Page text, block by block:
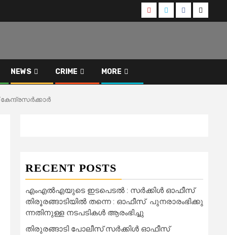
YoutubeInstagram
Facebook
Twitter
NEWS CRIME MORE
RECENT POSTS
എംഎൽഎയുടെ ഇടപെടൽ : സര്‍ക്കിള്‍ ഓഫീസ്
തിരൂരങ്ങാടിയിൽ തന്നെ : ഓഫീസ് പുനരാരംഭിക്കു
ന്നതിനുള്ള നടപടികൾ ആരംഭിച്ചു
തിരുരങ്ങാടി പോലീസ് സർക്കിൾ ഓഫീസ്